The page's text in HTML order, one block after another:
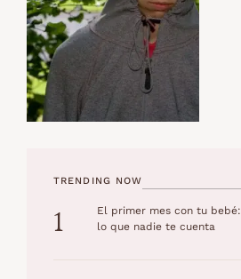
TRENDING NOW
1
El primer mes con tu bebé:
lo que nadie te cuenta